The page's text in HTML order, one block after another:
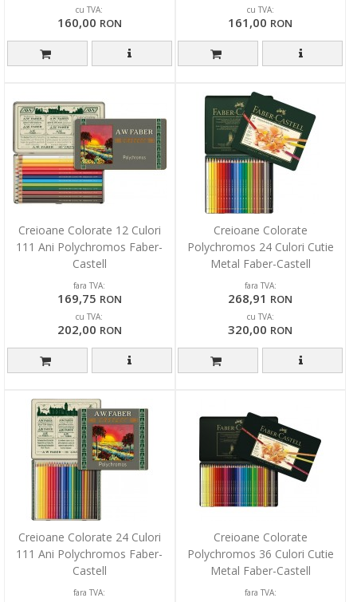
cu TVA:
160,00 RON
cu TVA:
161,00 RON
Creioane Colorate 12 Culori
111 Ani Polychromos Faber-
Castell
fara TVA:
169,75 RON
cu TVA:
202,00 RON
Creioane Colorate
Polychromos 24 Culori Cutie
Metal Faber-Castell
fara TVA:
268,91 RON
cu TVA:
320,00 RON
Creioane Colorate 24 Culori
111 Ani Polychromos Faber-
Castell
fara TVA:
Creioane Colorate
Polychromos 36 Culori Cutie
Metal Faber-Castell
fara TVA: